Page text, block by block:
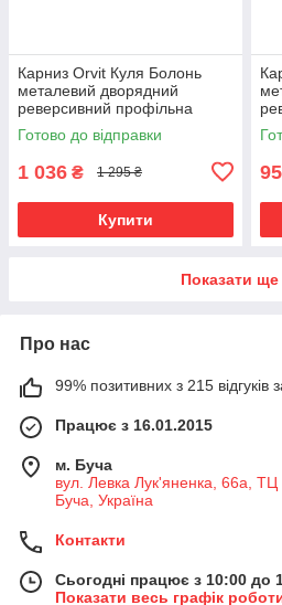
Карниз Orvit Куля Болонь
металевий дворядний
реверсивний профільна
труба Онікс 19\19 мм 200 см
(00-00014982)
Готово до відправки
1 036 ₴ 1 295 ₴
Купити
Показати ще
Про нас
99% позитивних з 215 відгуків
Працює з 16.01.2015
м. Буча
вул. Левка Лук'яненка, 66а, ТЦ
Буча, Україна
Контакти
Сьогодні працює з 10:00 до
Показати весь графік